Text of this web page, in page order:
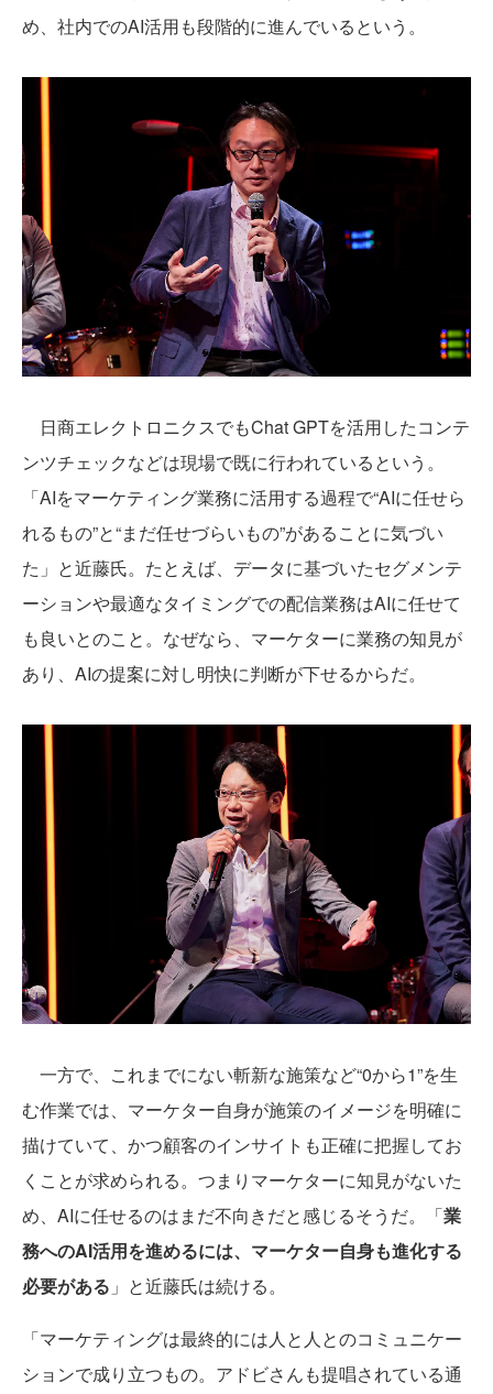
め、社内でのAI活用も段階的に進んでいるという。
日商エレクトロニクスでもChat GPTを活用したコンテ
ンツチェックなどは現場で既に行われているという。
「AIをマーケティング業務に活用する過程で“AIに任せら
れるもの”と“まだ任せづらいもの”があることに気づい
た」と近藤氏。たとえば、データに基づいたセグメンテ
ーションや最適なタイミングでの配信業務はAIに任せて
も良いとのこと。なぜなら、マーケターに業務の知見が
あり、AIの提案に対し明快に判断が下せるからだ。
一方で、これまでにない斬新な施策など“0から1”を生
む作業では、マーケター自身が施策のイメージを明確に
描けていて、かつ顧客のインサイトも正確に把握してお
くことが求められる。つまりマーケターに知見がないた
め、AIに任せるのはまだ不向きだと感じるそうだ。「業
務へのAI活用を進めるには、マーケター自身も進化する
必要がある 」と近藤氏は続ける。
「マーケティングは最終的には人と人とのコミュニケー
ションで成り立つもの。アドビさんも提唱されている通